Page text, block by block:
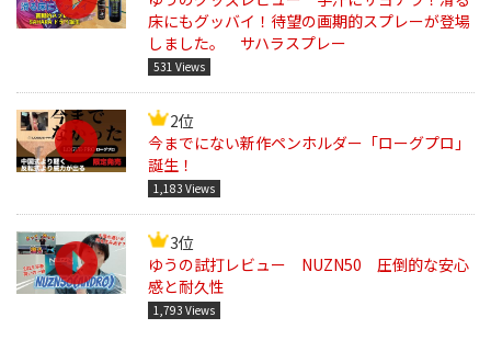
床にもグッバイ！待望の画期的スプレーが登場
しました。 サハラスプレー
531 Views
2位
今までにない新作ペンホルダー「ローグプロ」
誕生！
1,183 Views
3位
ゆうの試打レビュー NUZN50 圧倒的な安心
感と耐久性
1,793 Views